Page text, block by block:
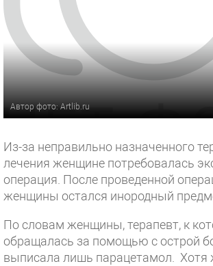
Автор фото: Artlib.ru
Из-за неправильно назначенного
лечения женщине потребовалась
операция. После проведенной
женщины остался инородный
По словам женщины, терапевт, к
обращалась за помощью с острой
выписала лишь парацетамол. Хотя